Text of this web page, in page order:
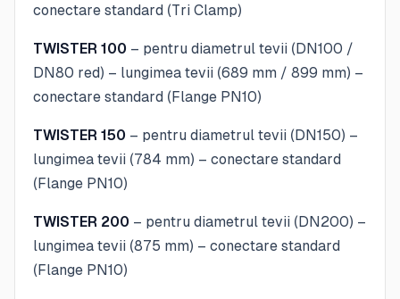
conectare standard (Tri Clamp)
TWISTER 100 – pentru diametrul tevii (DN100 /
DN80 red) – lungimea tevii (689 mm / 899 mm) –
conectare standard (Flange PN10)
TWISTER 150 – pentru diametrul tevii (DN150) –
lungimea tevii (784 mm) – conectare standard
(Flange PN10)
TWISTER 200 – pentru diametrul tevii (DN200) –
lungimea tevii (875 mm) – conectare standard
(Flange PN10)